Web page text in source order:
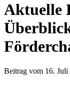
Aktuelle
Beitrag vom 16. Juli